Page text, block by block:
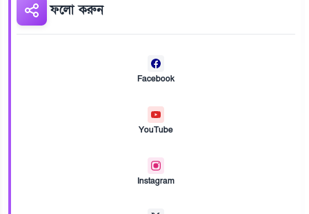
ফলো করুন
Facebook
YouTube
Instagram